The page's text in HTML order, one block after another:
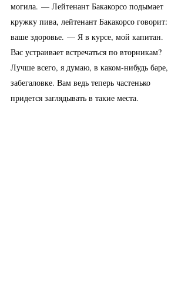
могила. — Лейтенант Бакакорсо подымает
кружку пива, лейтенант Бакакорсо говорит:
ваше здоровье. — Я в курсе, мой капитан.
Вас устраивает встречаться по вторникам?
Лучше всего, я думаю, в каком-нибудь баре,
забегаловке. Вам ведь теперь частенько
придется заглядывать в такие места.